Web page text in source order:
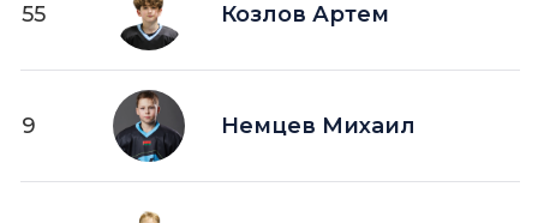
55 Козлов Артем
9 Немцев Михаил